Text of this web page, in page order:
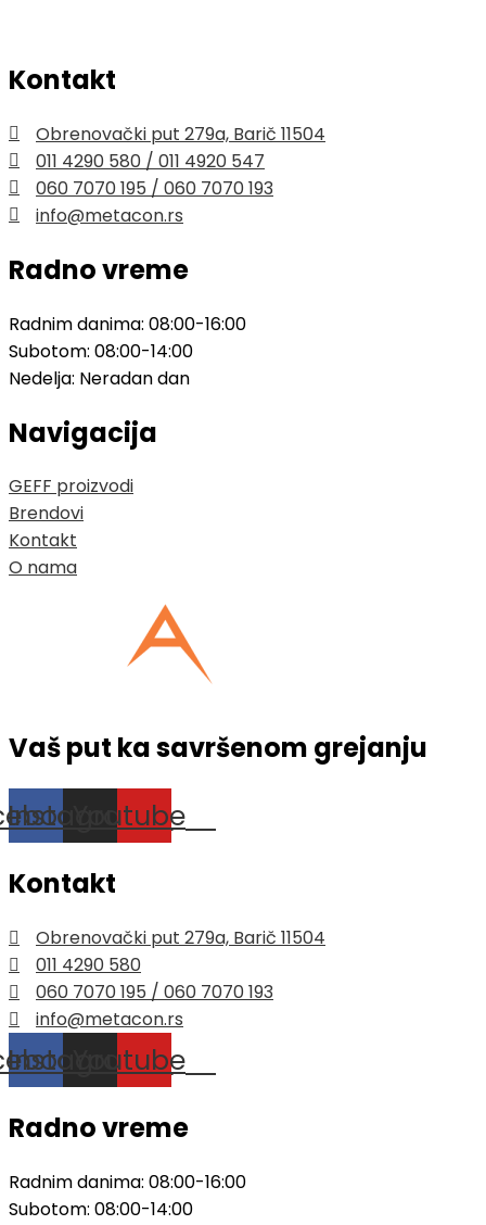
Kontakt
Obrenovački put 279a, Barič 11504
011 4290 580 / 011 4920 547
060 7070 195 / 060 7070 193
info@metacon.rs
Radno vreme
Radnim danima: 08:00-16:00
Subotom: 08:00-14:00
Nedelja: Neradan dan
Navigacija
GEFF proizvodi
Brendovi
Kontakt
O nama
Vaš put ka savršenom grejanju
Instagram
Youtube
Kontakt
Obrenovački put 279a, Barič 11504
011 4290 580
060 7070 195 / 060 7070 193
info@metacon.rs
Instagram
Youtube
Radno vreme
Radnim danima: 08:00-16:00
Subotom: 08:00-14:00